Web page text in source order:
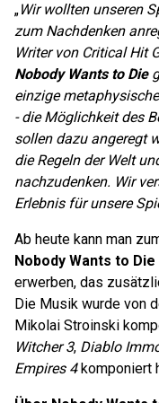
„Wir wollten unseren
zum Nachdenken
Writer von Critical Hit
Nobody Wants to Die
einzige
- die Möglichkeit des
sollen dazu angeregt
die Regeln der Welt
nachzudenken. Wir
Erlebnis für unsere
Ab heute kann man
Nobody Wants to Die
erwerben, das
Die Musik wurde von
Mikolai Stroinski
Witcher 3, Diablo
Empires 4komponiert